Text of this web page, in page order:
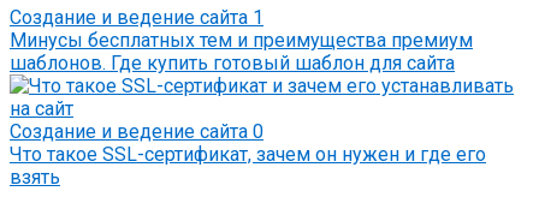
Создание и ведение сайта 1
Минусы бесплатных тем и преимущества премиум
шаблонов. Где купить готовый шаблон для сайта
Создание и ведение сайта 0
Что такое SSL-сертификат, зачем он нужен и где его
взять